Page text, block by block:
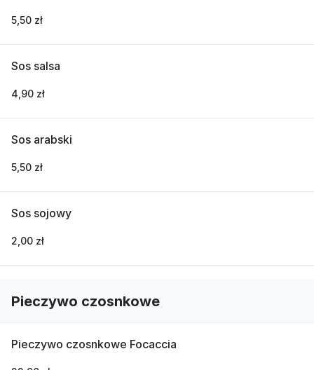
5,50 zł
Sos salsa
4,90 zł
Sos arabski
5,50 zł
Sos sojowy
2,00 zł
Pieczywo czosnkowe
Pieczywo czosnkowe Focaccia